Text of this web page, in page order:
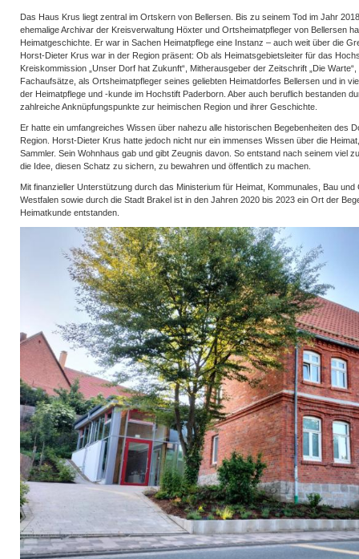
Das Haus Krus liegt zentral im Ortskern von Bellersen. Bis zu seinem Tod im Jahr
ehemalige Archivar der Kreisverwaltung Höxter und Ortsheimatpfleger von Bellersen
Heimatgeschichte. Er war in Sachen Heimatpflege eine Instanz – auch weit über die
Horst-Dieter Krus war in der Region präsent: Ob als Heimatsgebietsleiter für das
Kreiskommission „Unser Dorf hat Zukunft“, Mitherausgeber der Zeitschrift „Die
Fachaufsätze, als Ortsheimatpfleger seines geliebten Heimatdorfes Bellersen und in
der Heimatpflege und -kunde im Hochstift Paderborn. Aber auch beruflich bestanden
zahlreiche Anknüpfungspunkte zur heimischen Region und ihrer Geschichte.
Er hatte ein umfangreiches Wissen über nahezu alle historischen Begebenheiten des
Region. Horst-Dieter Krus hatte jedoch nicht nur ein immenses Wissen über die
Sammler. Sein Wohnhaus gab und gibt Zeugnis davon. So entstand nach seinem viel
die Idee, diesen Schatz zu sichern, zu bewahren und öffentlich zu machen.
Mit finanzieller Unterstützung durch das Ministerium für Heimat, Kommunales, Bau
Westfalen sowie durch die Stadt Brakel ist in den Jahren 2020 bis 2023 ein Ort der
Heimatkunde entstanden.